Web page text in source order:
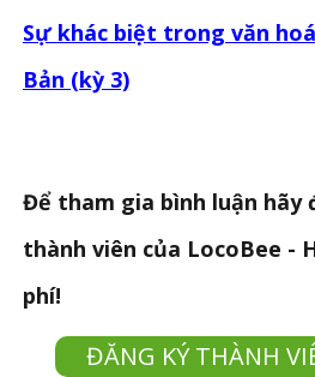
Sự khác biệt trong văn
Bản (kỳ 3)
Để tham gia bình luận hãy
thành viên của LocoBee -
phí!
ĐĂNG KÝ THÀNH